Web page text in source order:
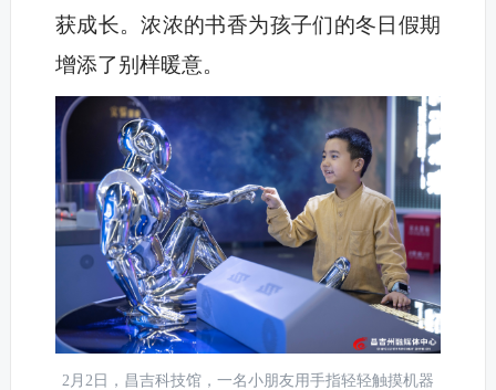
获成长。浓浓的书香为孩子们的冬日假期
增添了别样暖意。
2月2日，昌吉科技馆，一名小朋友用手指轻轻触摸机器